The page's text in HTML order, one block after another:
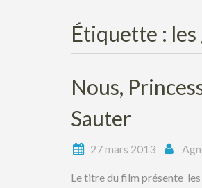
Étiquette :
Nous,
Sauter
27 mars 2013
Le titre du film présente